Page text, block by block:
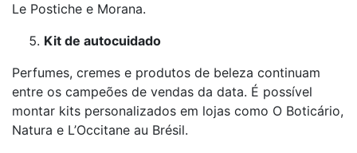
Le Postiche e Morana.
Kit de autocuidado
Perfumes, cremes e produtos de beleza continuam
entre os campeões de vendas da data. É possível
montar kits personalizados em lojas como O Boticário,
Natura e L’Occitane au Brésil.